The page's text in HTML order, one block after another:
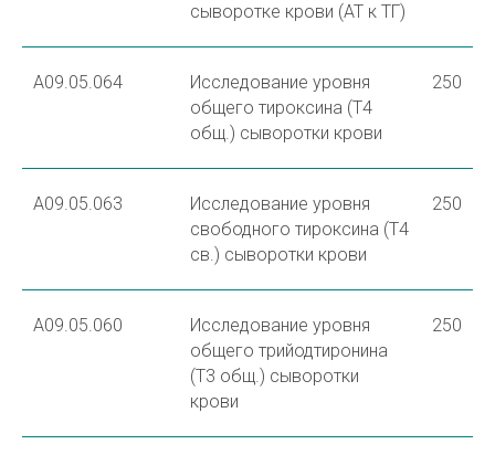
сыворотке крови (АТ к ТГ)
A09.05.064
Исследование уровня
общего тироксина (Т4
общ.) сыворотки крови
250
A09.05.063
Исследование уровня
свободного тироксина (Т4
св.) сыворотки крови
250
A09.05.060
Исследование уровня
общего трийодтиронина
(Т3 общ.) сыворотки
крови
250